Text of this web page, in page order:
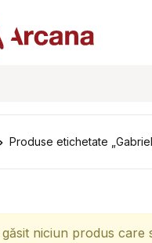
Produse etichetate
niciun produs care